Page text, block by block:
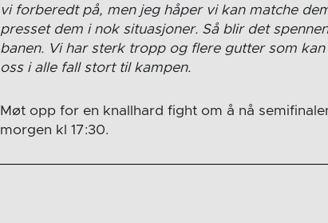
vi forberedt på, men jeg håper vi kan matche
presset dem i nok situasjoner. Så blir det
banen. Vi har sterk tropp og flere gutter som
oss i alle fall stort til kampen.
Møt opp for en knallhard fight om å nå
morgen kl 17:30.